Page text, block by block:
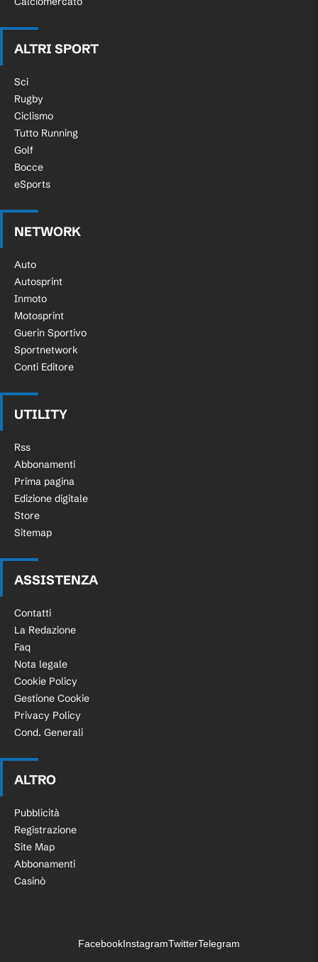
ALTRI SPORT
Sci
Rugby
Ciclismo
Tutto Running
Golf
Bocce
eSports
NETWORK
Auto
Autosprint
Inmoto
Motosprint
Guerin Sportivo
Sportnetwork
Conti Editore
UTILITY
Rss
Abbonamenti
Prima pagina
Edizione digitale
Store
Sitemap
ASSISTENZA
Contatti
La Redazione
Faq
Nota legale
Cookie Policy
Gestione Cookie
Privacy Policy
Cond. Generali
ALTRO
Pubblicità
Registrazione
Site Map
Abbonamenti
Casinò
FacebookInstagramTwitterTelegram